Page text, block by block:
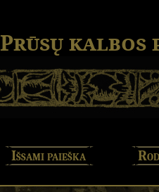
Prūsų kalbos
Išsami paieška